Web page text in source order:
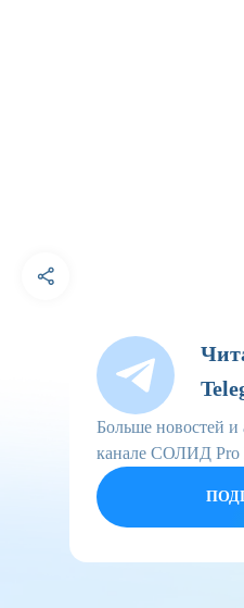
Больше новостей и
канале СОЛИД Pro